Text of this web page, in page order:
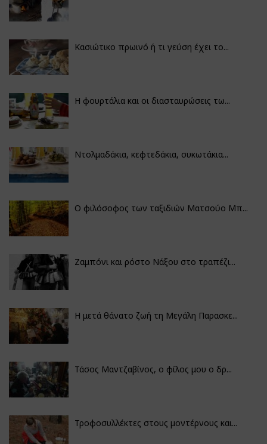
Κασιώτικο πρωινό ή τι γεύση έχει το...
Η φουρτάλια και οι διασταυρώσεις τω...
Ντολμαδάκια, κεφτεδάκια, συκωτάκια...
Ο φιλόσοφος των ταξιδιών Ματσούο Μπ...
Ζαμπόνι και ρόστο Νάξου στο τραπέζι...
Η μετά θάνατο ζωή τη Μεγάλη Παρασκε...
Τάσος Μαντζαβίνος, ο φίλος μου ο δρ...
Τροφοσυλλέκτες στους μοντέρνους και...